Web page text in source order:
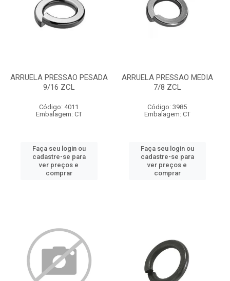
ARRUELA PRESSAO PESADA
9/16 ZCL
Código: 4011
Embalagem: CT
Faça seu login ou
cadastre-se para
ver preços e
comprar
ARRUELA PRESSAO MEDIA
7/8 ZCL
Código: 3985
Embalagem: CT
Faça seu login ou
cadastre-se para
ver preços e
comprar